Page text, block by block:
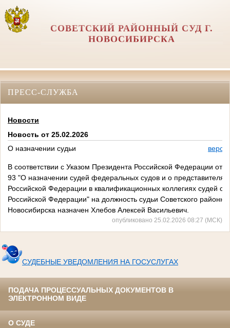
СОВЕТСКИЙ РАЙОННЫЙ СУД Г.
НОВОСИБИРСКА
ПРЕСС-СЛУЖБА
Новости
Новость от 25.02.2026
О назначении судьи
В соответствии с Указом Президента Российской Федерации от
93 "О назначении судей федеральных судов и о представителях
Российской Федерации в квалификационных коллегиях судей
Российской Федерации" на должность судьи Советского
Новосибирска назначен Хлебов Алексей Васильевич.
опубликовано 25.02.2026 08:27 (МСК)
СУДЕБНЫЕ УВЕДОМЛЕНИЯ НА ГОСУСЛУГАХ
ПОДАЧА ПРОЦЕССУАЛЬНЫХ ДОКУМЕНТОВ В
ЭЛЕКТРОННОМ ВИДЕ
О СУДЕ